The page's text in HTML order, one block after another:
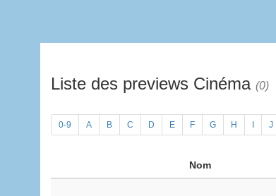
Liste des previews Cinéma (0)
0-9 A B C D E F G H J
Nom